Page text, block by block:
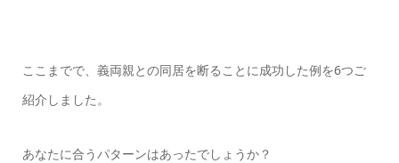
ここまでで、義両親との同居を断ることに成功した例を6つご
紹介しました。
あなたに合うパターンはあったでしょうか？